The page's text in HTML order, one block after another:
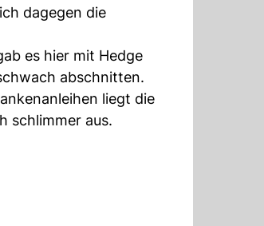
dagegen die
es hier mit Hedge
abschnitten.
liegt die
schlimmer aus.